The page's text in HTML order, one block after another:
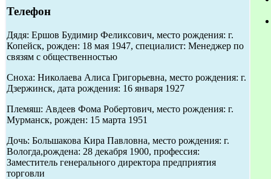
Телефон
Дядя: Ершов Будимир Феликсович, место рождения: г.
Копейск, рожден: 18 мая 1947, специалист: Менеджер по
связям с общественностью
Сноха: Николаева Алиса Григорьевна, место рождения: г.
Дзержинск, дата рождения: 16 января 1927
Племяш: Авдеев Фома Робертович, место рождения: г.
Мурманск, рожден: 15 марта 1951
Дочь: Большакова Кира Павловна, место рождения: г.
Вологда,рождена: 28 декабря 1900, профессия:
Заместитель генерального директора предприятия
торговли